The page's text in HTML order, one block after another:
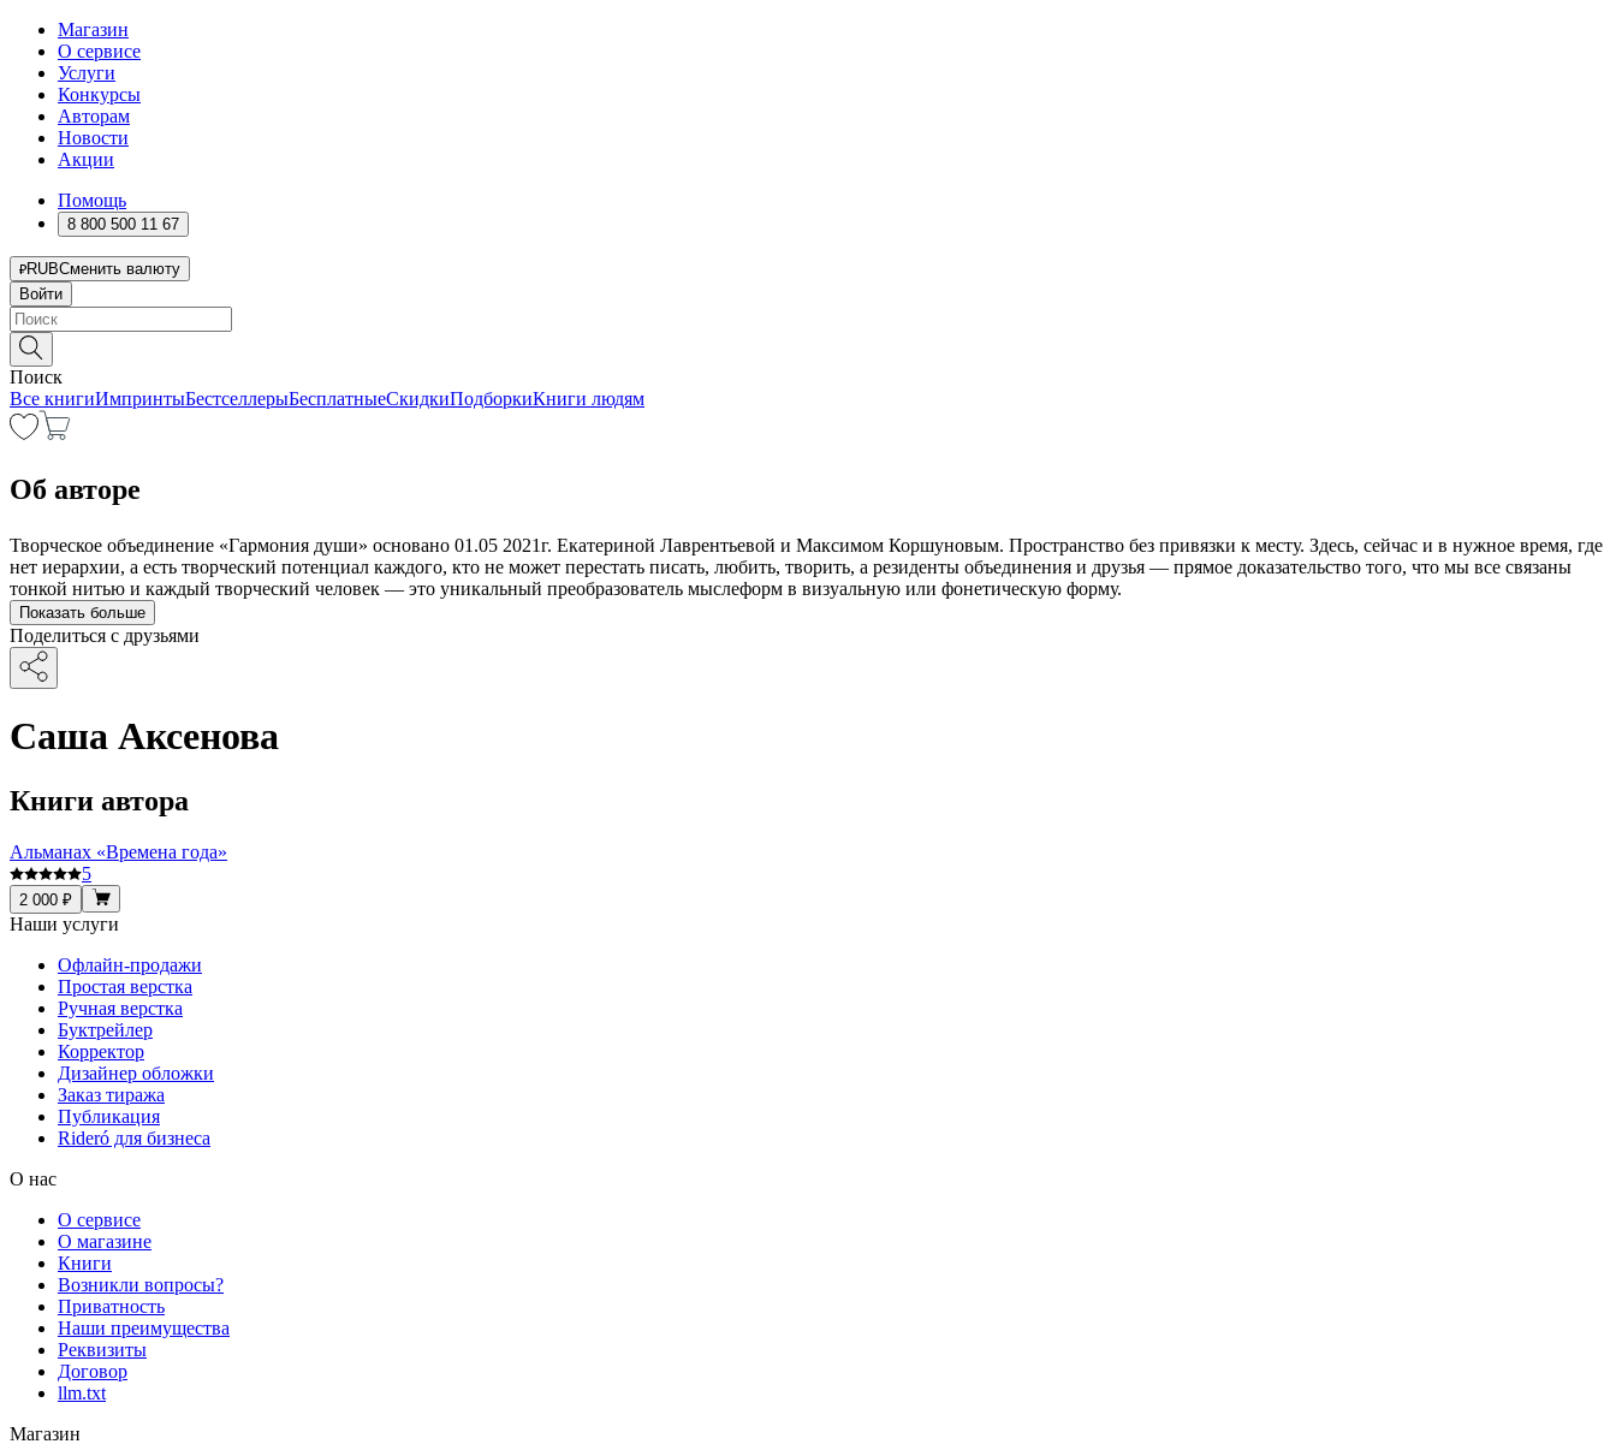
Магазин
О сервисе
Услуги
Конкурсы
Авторам
Новости
Акции
Помощь
8 800 500 11 67
RUBСменить валюту
Войти
Поиск
Все книгиИмпринтыБестселлерыБесплатныеСкидкиПодборкиКниги людям
Об авторе
Творческое объединение «Гармония души» основано 01.05 2021г. Екатериной Лаврентьевой и Максимом Коршуновым. Пространство без привязки к месту. Здесь, сейчас и в нужное время, где
нет иерархии, а есть творческий потенциал каждого, кто не может перестать писать, любить, творить, а резиденты объединения и друзья — прямое доказательство того, что мы все связаны
тонкой нитью и каждый творческий человек — это уникальный преобразователь мыслеформ в визуальную или фонетическую форму.
Показать больше
Поделиться с друзьями
Саша Аксенова
Книги автора
Альманах «Времена года»
5
2 000 ₽
Наши услуги
Офлайн-продажи
Простая верстка
Ручная верстка
Буктрейлер
Корректор
Дизайнер обложки
Заказ тиража
Публикация
Rideró для бизнеса
О нас
О сервисе
О магазине
Книги
Возникли вопросы?
Приватность
Наши преимущества
Реквизиты
Договор
llm.txt
Магазин